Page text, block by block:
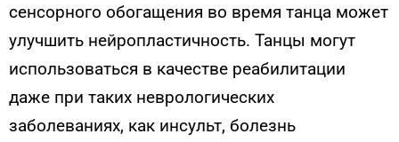
сенсорного обогащения во время танца может
улучшить нейропластичность. Танцы могут
использоваться в качестве реабилитации
даже при таких неврологических
заболеваниях, как инсульт, болезнь